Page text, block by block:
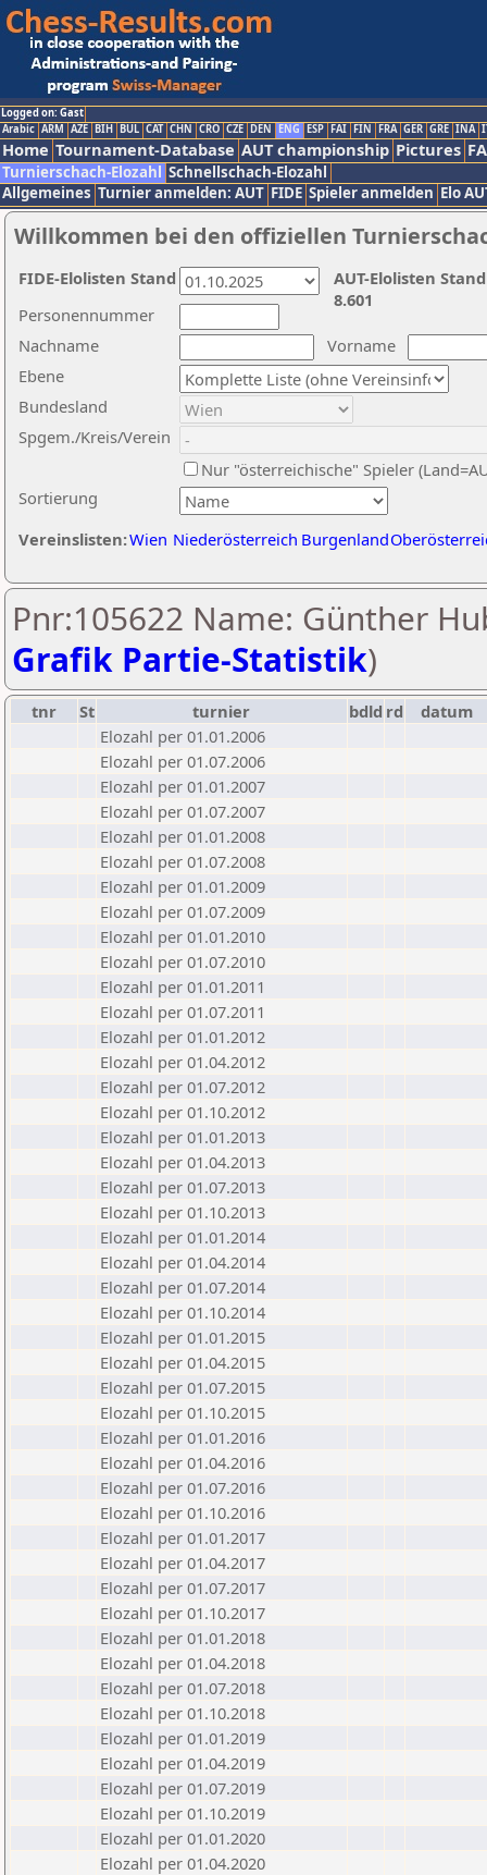
Logged on: Gast
Arabic ARM AZE BIH BUL CAT CHN CRO CZE DEN ENG ESP FAI FIN FRA GER GRE INA
Home Tournament-Database AUT championship Pictures
Turnierschach-Elozahl Schnellschach-Elozahl
Allgemeines Turnier anmelden: AUT FIDE Spieler anmelden Elo
Willkommen bei den offiziellen
Nachname
Vorname
Ebene
Sortierung
Personennummer
Bundesland
Spgem./Kreis/Verein
Nur "österreichische" Spieler
Vereinslisten:Wien Niederösterreich Burgenland
AUT-Elolisten
8.601
FIDE-Elolisten Stand
Pnr:105622 Name: Günther
Grafik Partie-Statistik)
tnr St turnier bdld rd
datum
Elozahl per 01.01.2006
Elozahl per 01.07.2006
Elozahl per 01.01.2007
Elozahl per 01.07.2007
Elozahl per 01.01.2008
Elozahl per 01.07.2008
Elozahl per 01.01.2009
Elozahl per 01.07.2009
Elozahl per 01.01.2010
Elozahl per 01.07.2010
Elozahl per 01.01.2011
Elozahl per 01.07.2011
Elozahl per 01.01.2012
Elozahl per 01.04.2012
Elozahl per 01.07.2012
Elozahl per 01.10.2012
Elozahl per 01.01.2013
Elozahl per 01.04.2013
Elozahl per 01.07.2013
Elozahl per 01.10.2013
Elozahl per 01.01.2014
Elozahl per 01.04.2014
Elozahl per 01.07.2014
Elozahl per 01.10.2014
Elozahl per 01.01.2015
Elozahl per 01.04.2015
Elozahl per 01.07.2015
Elozahl per 01.10.2015
Elozahl per 01.01.2016
Elozahl per 01.04.2016
Elozahl per 01.07.2016
Elozahl per 01.10.2016
Elozahl per 01.01.2017
Elozahl per 01.04.2017
Elozahl per 01.07.2017
Elozahl per 01.10.2017
Elozahl per 01.01.2018
Elozahl per 01.04.2018
Elozahl per 01.07.2018
Elozahl per 01.10.2018
Elozahl per 01.01.2019
Elozahl per 01.04.2019
Elozahl per 01.07.2019
Elozahl per 01.10.2019
Elozahl per 01.01.2020
Elozahl per 01.04.2020